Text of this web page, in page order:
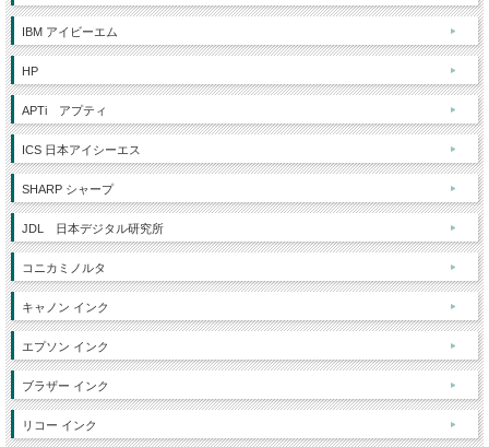
IBM アイビーエム
HP
APTi アプティ
ICS 日本アイシーエス
SHARP シャープ
JDL 日本デジタル研究所
コニカミノルタ
キャノン インク
エプソン インク
ブラザー インク
リコー インク